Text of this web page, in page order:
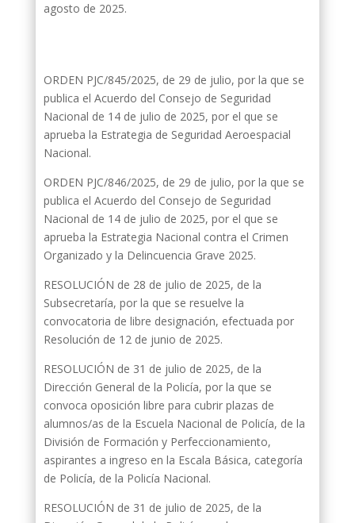
agosto de 2025.
ORDEN PJC/845/2025, de 29 de julio, por la que se
publica el Acuerdo del Consejo de Seguridad
Nacional de 14 de julio de 2025, por el que se
aprueba la Estrategia de Seguridad Aeroespacial
Nacional.
ORDEN PJC/846/2025, de 29 de julio, por la que se
publica el Acuerdo del Consejo de Seguridad
Nacional de 14 de julio de 2025, por el que se
aprueba la Estrategia Nacional contra el Crimen
Organizado y la Delincuencia Grave 2025.
RESOLUCIÓN de 28 de julio de 2025, de la
Subsecretaría, por la que se resuelve la
convocatoria de libre designación, efectuada por
Resolución de 12 de junio de 2025.
RESOLUCIÓN de 31 de julio de 2025, de la
Dirección General de la Policía, por la que se
convoca oposición libre para cubrir plazas de
alumnos/as de la Escuela Nacional de Policía, de la
División de Formación y Perfeccionamiento,
aspirantes a ingreso en la Escala Básica, categoría
de Policía, de la Policía Nacional.
RESOLUCIÓN de 31 de julio de 2025, de la